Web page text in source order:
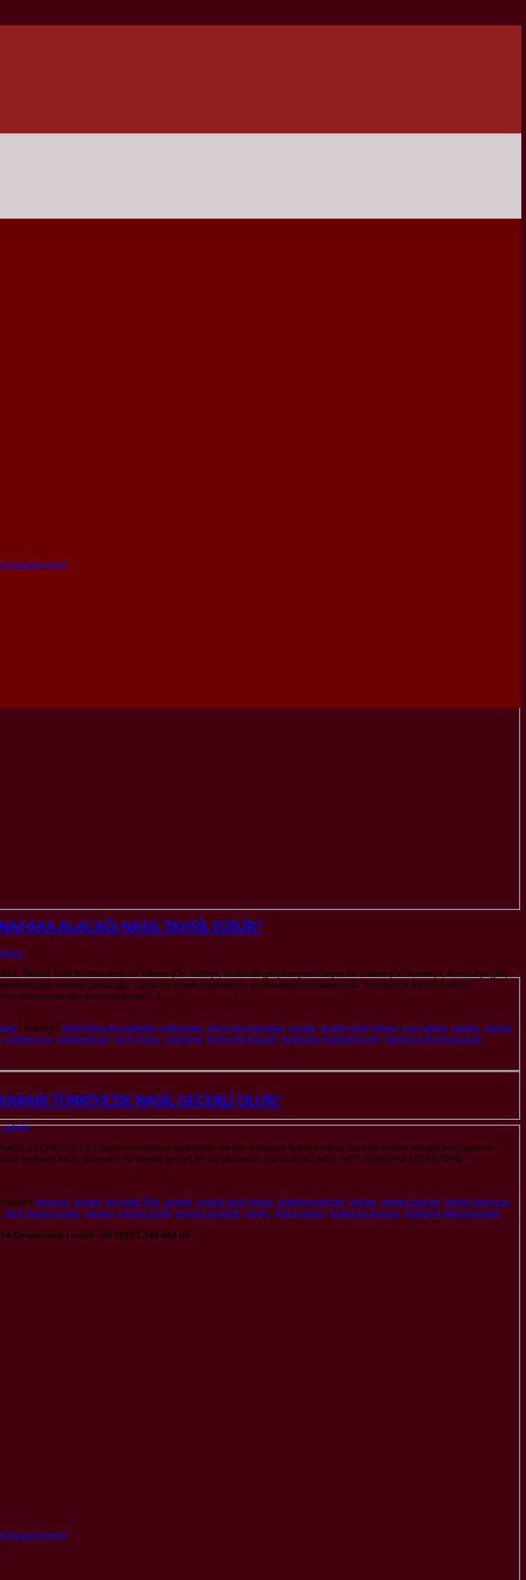
Katasterrecht)
ALACAĞI NASIL TAHSİL EDİLİR?
TAHSİL EDİLİR? Alacaklısı bir ülkede (Ör: Türkiye, Hollanda gibi) borçlusu başka bir ülkede (Ör: Almanya, Avusturya gibi)
izah etmeye çalışacağız. Daha önce web sayfamızda yayınladığımız videomuzda “NAFAKA KARARLARININ
bu videomuzundan konu hakkında […]
Markiert 1956 birleşmiş milletler sözleşmesi, 64/2 sayılı genelge, avukat, avukat serif yilmaz, icra nafaka, nafaka, nafaka
, nafaka icra, nafaka karari, serif yilmaz, sözlesme, türkische Anwalt, türkische Famielenrecht, türkische Rechtsanwalt,
TÜRKİYE’DE NASIL GEÇERLİ OLUR?
GEÇERLİ OLUR? Yabancı makamlar tarafından verilen nafakaya ilişkin kararlar, ve dahi sulhler nafaka borçlusunun
tenfizine karar alınmakla Türkiye’de geçerli bir nafaka kararı olarak kabul edilir. NOT: DANIŞMA HİZMETİMİZ
almanya, anwalt, Avrupali Türk, avukat, avukat serif yilmaz, Lebensunterhalt, nafaka, nafaka alacagi, nafaka borclusu,
, serif yilmaz avukat, tanıma, tanıma tenfiz, tanıma ve tenfiz, tenfiz, Türk hukuku, türkische Anwalt, türkische Rechtsanwalt,
Osnabrueck | mobil +49 (0)152 244 444 05
Katasterrecht)